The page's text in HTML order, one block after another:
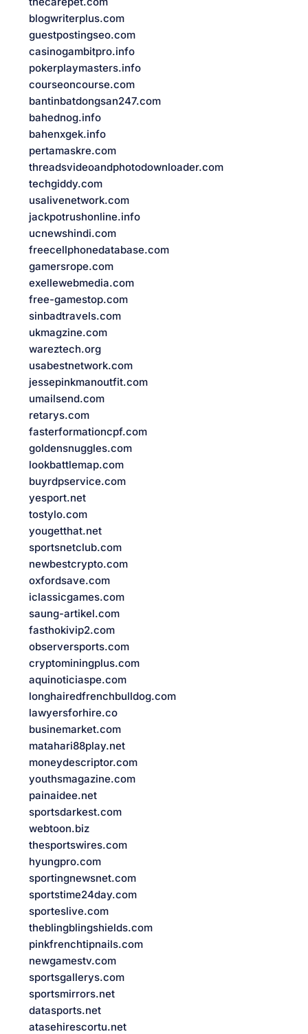
blogwriterplus.com
guestpostingseo.com
casinogambitpro.info
pokerplaymasters.info
courseoncourse.com
bantinbatdongsan247.com
bahednog.info
bahenxgek.info
pertamaskre.com
threadsvideoandphotodownloader.com
techgiddy.com
usalivenetwork.com
jackpotrushonline.info
ucnewshindi.com
freecellphonedatabase.com
gamersrope.com
exellewebmedia.com
free-gamestop.com
sinbadtravels.com
ukmagzine.com
wareztech.org
usabestnetwork.com
jessepinkmanoutfit.com
umailsend.com
retarys.com
fasterformationcpf.com
goldensnuggles.com
lookbattlemap.com
buyrdpservice.com
yesport.net
tostylo.com
yougetthat.net
sportsnetclub.com
newbestcrypto.com
oxfordsave.com
iclassicgames.com
saung-artikel.com
fasthokivip2.com
observersports.com
cryptominingplus.com
aquinoticiaspe.com
longhairedfrenchbulldog.com
lawyersforhire.co
businemarket.com
matahari88play.net
moneydescriptor.com
youthsmagazine.com
painaidee.net
sportsdarkest.com
webtoon.biz
thesportswires.com
hyungpro.com
sportingnewsnet.com
sportstime24day.com
sporteslive.com
theblingblingshields.com
pinkfrenchtipnails.com
newgamestv.com
sportsgallerys.com
sportsmirrors.net
datasports.net
atasehirescortu.net